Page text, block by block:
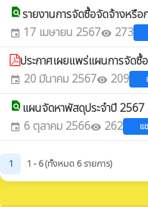
find_in_page รายงานการจัดซื้อจัดจ้างหรื
event 17 เมษายน 2567visibility 273
ประกาศเผยแพร่แผนการจัด
event 20 มีนาคม 2567visibility 209
find_in_page แผนจัดหาพัสดุประจำปี 2567
event 6 ตุลาคม 2566visibility 262 แ
1 1 - 6 (ทั้งหมด 6 รายการ)